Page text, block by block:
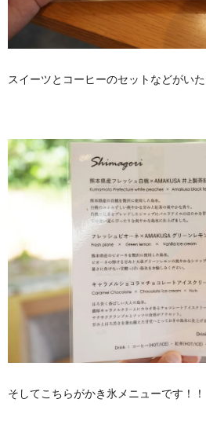
スイーツとコーヒーのセットなどがいた
そしてこちらがかき氷メニューです！！